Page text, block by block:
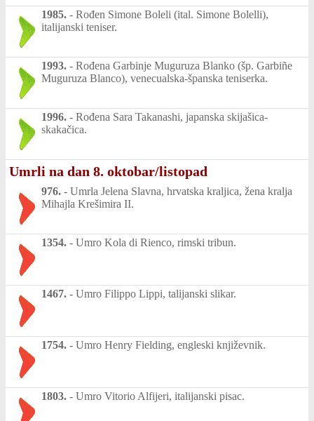
1985. - Rođen Simone Boleli (ital. Simone Bolelli),
italijanski teniser.
1993. - Rođena Garbinje Muguruza Blanko (šp. Garbiñe
Muguruza Blanco), venecualska-španska teniserka.
1996. - Rođena Sara Takanashi, japanska skijašica-
skakačica.
Umrli na dan 8. oktobar/listopad
976. - Umrla Jelena Slavna, hrvatska kraljica, žena kralja
Mihajla Krešimira II.
1354. - Umro Kola di Rienco, rimski tribun.
1467. - Umro Filippo Lippi, talijanski slikar.
1754. - Umro Henry Fielding, engleski književnik.
1803. - Umro Vitorio Alfijeri, italijanski pisac.